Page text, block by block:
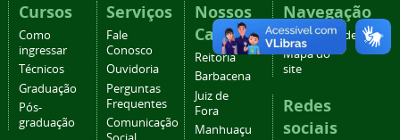
Cursos
Como
ingressar
Técnicos
Graduação
Pós-
graduação
Serviços
Fale
Conosco
Ouvidoria
Perguntas
Frequentes
Comunicação
Nossos
Campi
Reitoria
Barbacena
Juiz de
Fora
Manhuaçu
Navegação
Acessibilidade
Mapa do
site
Redes
sociais